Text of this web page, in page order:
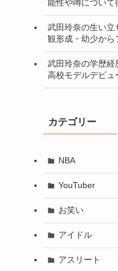
能性や噂について
武田玲奈の生い立
観形成・幼少から
武田玲奈の学歴経
高校モデルデビュ
カテゴリー
NBA
YouTuber
お笑い
アイドル
アスリート